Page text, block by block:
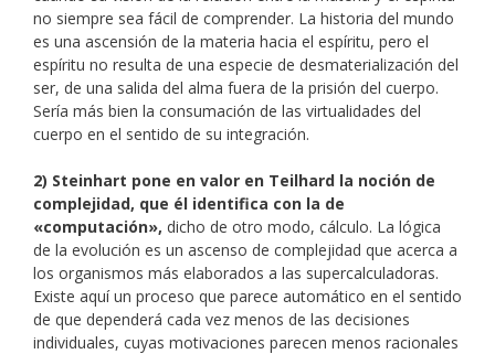
no siempre sea fácil de comprender. La historia del mundo
es una ascensión de la materia hacia el espíritu, pero el
espíritu no resulta de una especie de desmaterialización del
ser, de una salida del alma fuera de la prisión del cuerpo.
Sería más bien la consumación de las virtualidades del
cuerpo en el sentido de su integración.
2) Steinhart pone en valor en Teilhard la noción de
complejidad, que él identifica con la de
«computación», dicho de otro modo, cálculo. La lógica
de la evolución es un ascenso de complejidad que acerca a
los organismos más elaborados a las supercalculadoras.
Existe aquí un proceso que parece automático en el sentido
de que dependerá cada vez menos de las decisiones
individuales, cuyas motivaciones parecen menos racionales